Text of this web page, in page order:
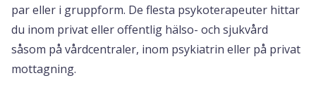
par eller i gruppform. De flesta psykoterapeuter hittar
du inom privat eller offentlig hälso- och sjukvård
såsom på vårdcentraler, inom psykiatrin eller på privat
mottagning.